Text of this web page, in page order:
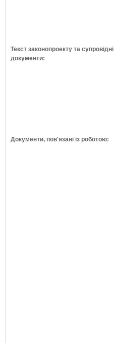
Текст законопроекту та супровідні
документи:
Документи, пов'язані із роботою: